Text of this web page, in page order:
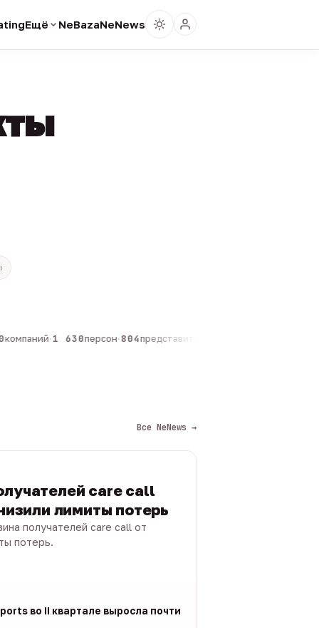
Ещё NeBazaNeNews
·1 630персон·804представителей
Все NeNews →
care call
лимиты потерь
получателей care call от
потерь.
во II квартале выросла почти